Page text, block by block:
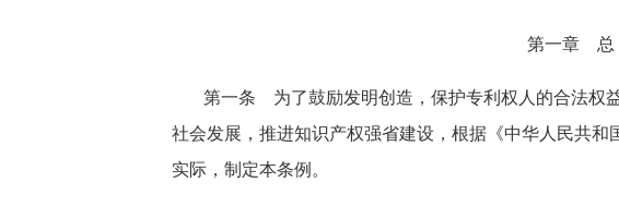
第一章
第一条 为了鼓励发明创造，保护专利权人的合法权
社会发展，推进知识产权强省建设，根据《中华人民共
实际，制定本条例。